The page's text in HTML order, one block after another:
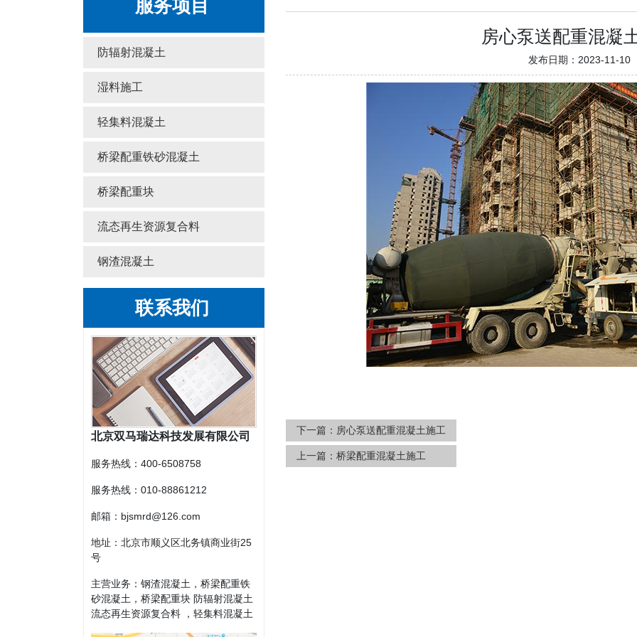
服务项目
防辐射混凝土
湿料施工
轻集料混凝土
桥梁配重铁砂混凝土
桥梁配重块
流态再生资源复合料
钢渣混凝土
联系我们
北京双马瑞达科技发展有限公司
服务热线：400-6508758
服务热线： 010-88861212
邮箱：bjsmrd@126.com
地址：北京市顺义区北务镇商业街25
号
主营业务：钢渣混凝土，桥梁配重铁
砂混凝土，桥梁配重块 防辐射混凝土
流态再生资源复合料 ，轻集料混凝土
房心泵送配重混凝
发布日期：2023-11-10
下一篇： 房心泵送配重混凝土施工
上一篇： 桥梁配重混凝土施工